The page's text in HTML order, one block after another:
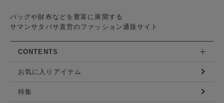
バッグや財布などを豊富に展開する
サマンサタバサ直営のファッション通販サイト
CONTENTS
お気に入りアイテム
特集